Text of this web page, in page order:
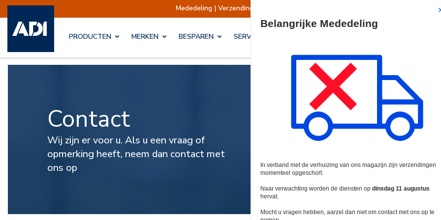
Mededeling | Verzendingen opgeschort Verzendingen
PRODUCTEN MERKEN BESPAREN SERVICES & OPLOSSINGEN
Contact
Wij zijn er voor u. Als u een vraag of
opmerking heeft, neem dan contact met
ons op